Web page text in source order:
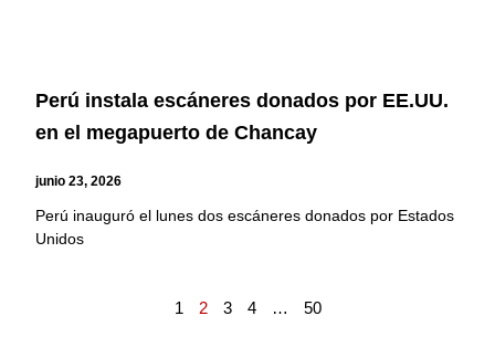
Perú instala escáneres donados por EE.UU.
en el megapuerto de Chancay
junio 23, 2026
Perú inauguró el lunes dos escáneres donados por Estados
Unidos
1 2 3 4 … 50